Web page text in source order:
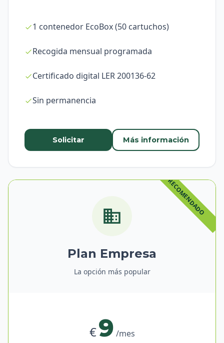
1 contenedor EcoBox (50 cartuchos)
Recogida mensual programada
Certificado digital LER 200136-62
Sin permanencia
Solicitar Más información
Plan Empresa
La opción más popular
€9 /mes